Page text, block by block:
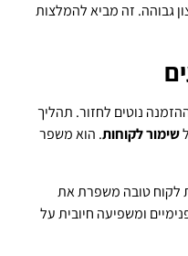
גבוהה. זה מביא להמלצות
נוטים לחזור. תהליך
שימור לקוחות. הוא משפר
לקוח טובה משפרת את
ומשפיעה חיובית על